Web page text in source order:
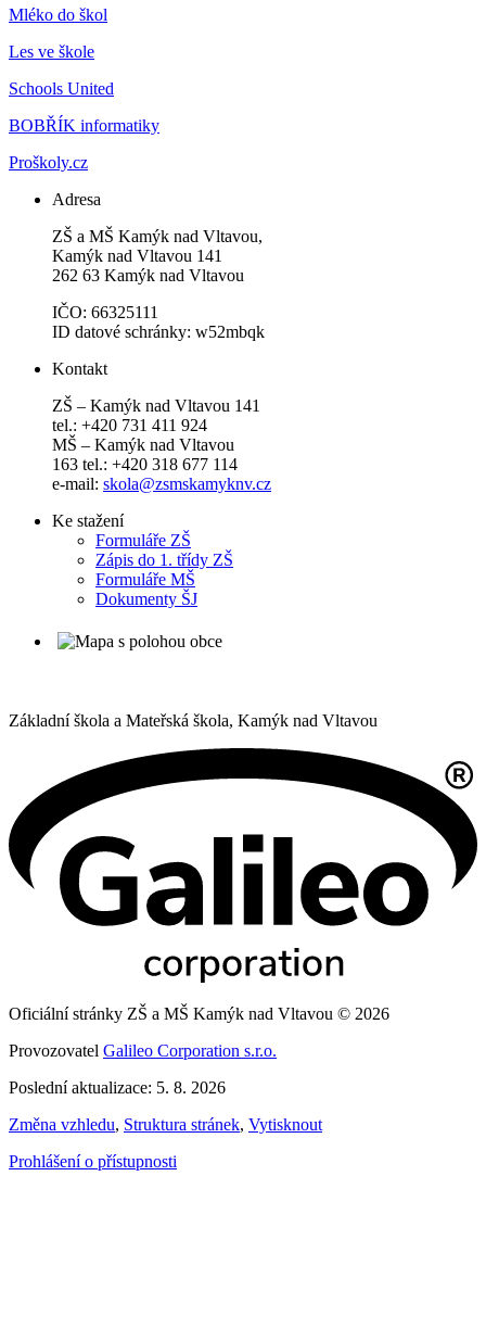
Mléko do škol
Les ve škole
Schools United
BOBŘÍK informatiky
Proškoly.cz
Adresa
ZŠ a MŠ Kamýk nad Vltavou,
Kamýk nad Vltavou 141
262 63 Kamýk nad Vltavou
IČO: 66325111
ID datové schránky: w52mbqk
Kontakt
ZŠ – Kamýk nad Vltavou 141
tel.: +420 731 411 924
MŠ – Kamýk nad Vltavou
163 tel.: +420 318 677 114
e-mail: skola@zsmskamyknv.cz
Ke stažení
Formuláře ZŠ
Zápis do 1. třídy ZŠ
Formuláře MŠ
Dokumenty ŠJ
Základní škola a Mateřská škola, Kamýk nad Vltavou
Oficiální stránky ZŠ a MŠ Kamýk nad Vltavou © 2026
Provozovatel Galileo Corporation s.r.o.
Poslední aktualizace: 5. 8. 2026
Změna vzhledu, Struktura stránek, Vytisknout
Prohlášení o přístupnosti